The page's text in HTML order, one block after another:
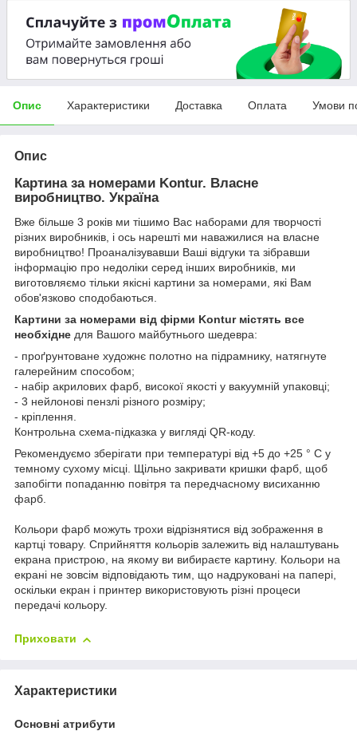
Опис Характеристики Доставка Оплата Умови
Опис
Картина за номерами Kontur. Власне
виробництво. Україна
Вже більше 3 років ми тішимо Вас наборами для творчості
різних виробників, і ось нарешті ми наважилися на власне
виробництво! Проаналізувавши Ваші відгуки та зібравши
інформацію про недоліки серед інших виробників, ми
виготовляємо тільки якісні картини за номерами, які Вам
обов'язково сподобаються.
Картини за номерами від фірми Kontur містять все
необхідне для Вашого майбутнього шедевра:
- проґрунтоване художнє полотно на підрамнику, натягнуте
галерейним способом;
- набір акрилових фарб, високої якості у вакуумній упаковці;
- 3 нейлонові пензлі різного розміру;
- кріплення.
Контрольна схема-підказка у вигляді QR-коду.
Рекомендуємо зберігати при температурі від +5 до +25 ° C у
темному сухому місці. Щільно закривати кришки фарб, щоб
запобігти попаданню повітря та передчасному висиханню
фарб.
Кольори фарб можуть трохи відрізнятися від зображення в
картці товару. Сприйняття кольорів залежить від налаштувань
екрана пристрою, на якому ви вибираєте картину. Кольори на
екрані не зовсім відповідають тим, що надруковані на папері,
оскільки екран і принтер використовують різні процеси
передачі кольору.
Приховати
Характеристики
Основні атрибути